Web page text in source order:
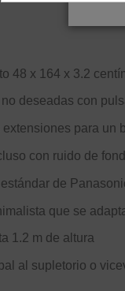
48 x 164 x 3.2
deseadas con
para un
con ruido de
de
que se
1.2 m de altura
al supletorio o